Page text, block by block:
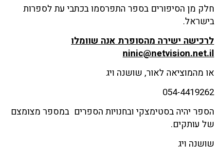
חלק מן הסיפורים בספר התפרסמו בכתבי עת לספרות
בישראל.
לרכישה ישירה מהסופרת אנה שוומלו
ninic@netvision.net.il
או מהמוציאה לאור, שושנה ויג
054-4419262
הספר יהיה בסטימצקי ובחנויות הספרים במספר מצומצם
של עותקים.
שושנה ויג